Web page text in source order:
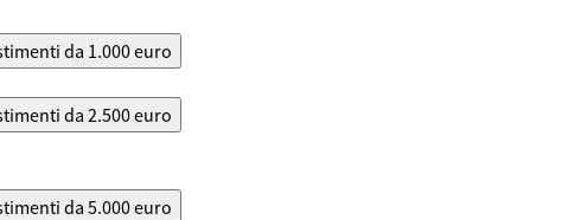
da 1.000 euro
da 2.500 euro
da 5.000 euro